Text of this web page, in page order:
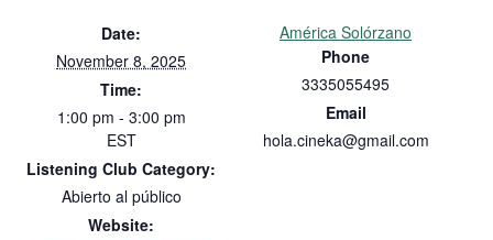
Date:
November 8, 2025
Time:
1:00 pm - 3:00 pm
EST
Listening Club Category:
Abierto al público
Website:
América Solórzano
Phone
3335055495
Email
hola.cineka@gmail.com